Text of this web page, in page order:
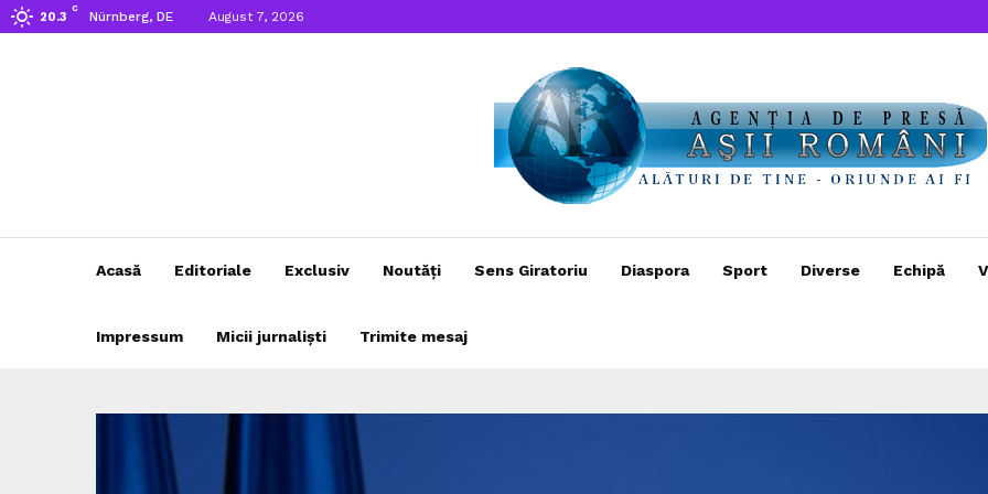
20.3
C
Nürnberg, DE August 7, 2026
Acasă Editoriale Exclusiv Noutăți Sens Giratoriu Diaspora Sport Diverse Echipă
Impressum Micii jurnaliști Trimite mesaj